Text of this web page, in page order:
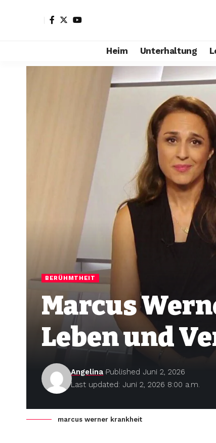
Heim Unterhaltung
BERÜHMTHEIT
Marcus
Leben und
Last updated: Juni 2, 2026 8:00 a.m.
Angelina Published Juni 2, 2026
marcus werner krankheit